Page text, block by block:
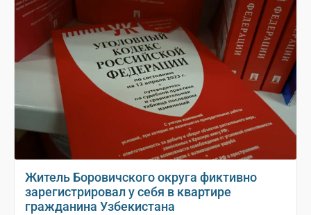
Житель Боровичского округа фиктивно
зарегистрировал у себя в квартире
гражданина Узбекистана